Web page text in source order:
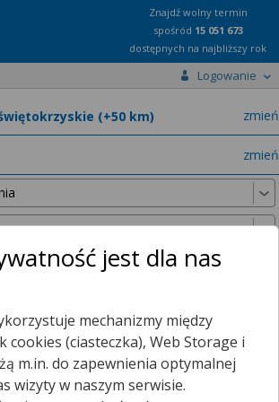
Znajdź wolny termin
spośród 15 051 673
dostępnych na najbliższy rok
Logowanie
zmień
zmień
lekarzy w promieniu25 km , dlatego
wyszukiwania do
50 km
jest dla nas
mechanizmy między
cookies (ciasteczka), Web Storage i
m.in. do zapewnienia optymalnej
wizyty w naszym serwisie.